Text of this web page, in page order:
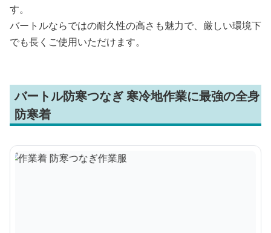
す。
バートルならではの耐久性の高さも魅力で、厳しい環境下
でも長くご使用いただけます。
バートル防寒つなぎ 寒冷地作業に最強の全身
防寒着